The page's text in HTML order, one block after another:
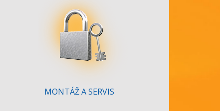
MONTÁŽ A SERVIS